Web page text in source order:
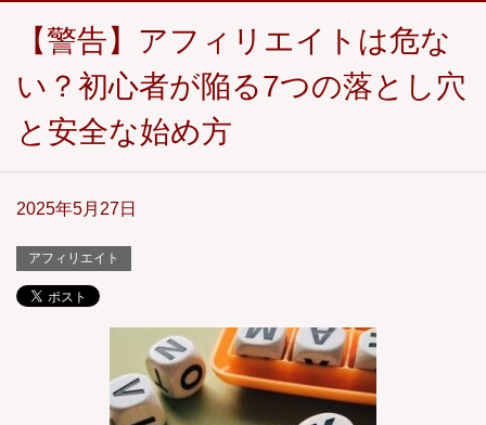
【警告】アフィリエイトは危な
い？初心者が陥る7つの落とし穴
と安全な始め方
2025年5月27日
アフィリエイト